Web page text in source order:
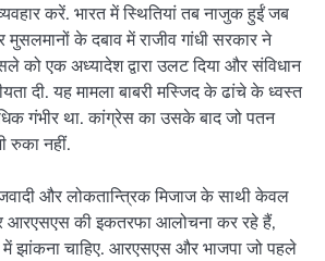
करें. भारत में स्थितियां तब नाजुक हुईं जब
मुसलमानों के दबाव में राजीव गांधी सरकार ने
को एक अध्यादेश द्वारा उलट दिया और संविधान
दी. यह मामला बाबरी मस्जिद के ढांचे के ध्वस्त
गंभीर था. कांग्रेस का उसके बाद जो पतन
रुका नहीं.
और लोकतान्त्रिक मिजाज के साथी केवल
आरएसएस की इकतरफा आलोचना कर रहे हैं,
में झांकना चाहिए. आरएसएस और भाजपा जो पहले